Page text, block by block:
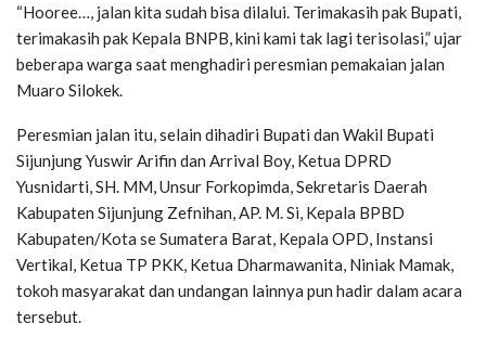
“Hooree…, jalan kita sudah bisa dilalui. Terimakasih pak Bupati,
terimakasih pak Kepala BNPB, kini kami tak lagi terisolasi,” ujar
beberapa warga saat menghadiri peresmian pemakaian jalan
Muaro Silokek.
Peresmian jalan itu, selain dihadiri Bupati dan Wakil Bupati
Sijunjung Yuswir Arifin dan Arrival Boy, Ketua DPRD
Yusnidarti, SH. MM, Unsur Forkopimda, Sekretaris Daerah
Kabupaten Sijunjung Zefnihan, AP. M. Si, Kepala BPBD
Kabupaten/Kota se Sumatera Barat, Kepala OPD, Instansi
Vertikal, Ketua TP PKK, Ketua Dharmawanita, Niniak Mamak,
tokoh masyarakat dan undangan lainnya pun hadir dalam acara
tersebut.